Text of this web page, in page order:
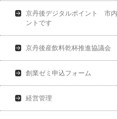
京丹後デジタルポイント 市
ントです
京丹後産飲料乾杯推進協議会
創業ゼミ申込フォーム
経営管理